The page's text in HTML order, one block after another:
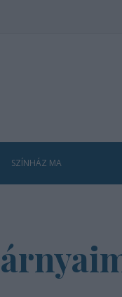
SZÍNHÁZ MA